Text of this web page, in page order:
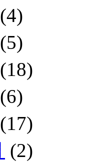
(4)
(5)
(18)
(6)
(17)
(2)